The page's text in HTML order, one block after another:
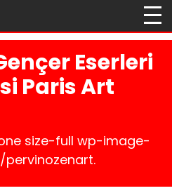
Eserleri
Paris Art
size-full wp-image-